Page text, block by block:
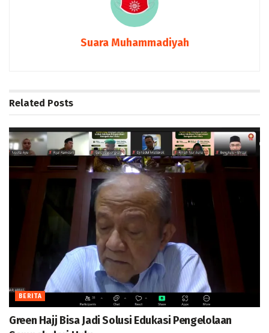
Suara Muhammadiyah
Related Posts
BERITA
Green Hajj Bisa Jadi Solusi Edukasi Pengelolaan